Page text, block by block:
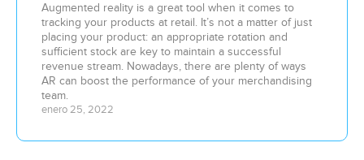
Augmented reality is a great tool when it comes to
tracking your products at retail. It’s not a matter of just
placing your product: an appropriate rotation and
sufficient stock are key to maintain a successful
revenue stream. Nowadays, there are plenty of ways
AR can boost the performance of your merchandising
team.
enero 25, 2022